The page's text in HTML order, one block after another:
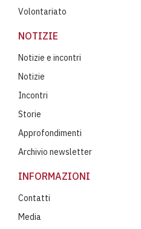
Volontariato
NOTIZIE
Notizie e incontri
Notizie
Incontri
Storie
Approfondimenti
Archivio newsletter
INFORMAZIONI
Contatti
Media